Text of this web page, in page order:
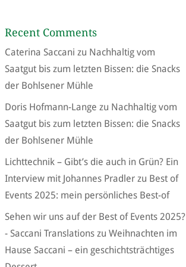
Recent Comments
Caterina Saccani zu Nachhaltig vom
Saatgut bis zum letzten Bissen: die Snacks
der Bohlsener Mühle
Doris Hofmann-Lange zu Nachhaltig vom
Saatgut bis zum letzten Bissen: die Snacks
der Bohlsener Mühle
Lichttechnik – Gibt’s die auch in Grün? Ein
Interview mit Johannes Pradlerzu Best of
Events 2025: mein persönliches Best-of
Sehen wir uns auf der Best of Events 2025?
- Saccani Translationszu Weihnachten im
Hause Saccani – ein geschichtsträchtiges